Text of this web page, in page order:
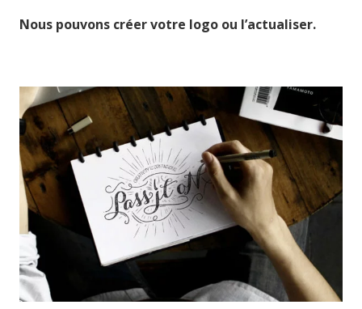
Nous pouvons créer votre logo ou l’actualiser.